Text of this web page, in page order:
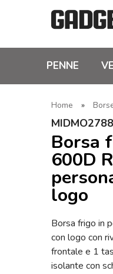
PENNE
Home »
MIDMO2788
Borsa
600D
logo
Borsa frigo in
con logo con
frontale e 1
isolante con